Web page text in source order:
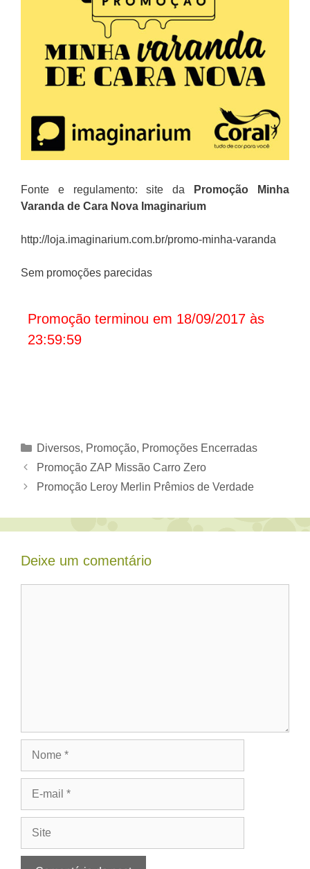
Fonte e regulamento: site da Promoção
Minha
Varanda de Cara Nova Imaginarium
http://loja.imaginarium.com.br/promo-minha-varanda
Sem promoções parecidas
Promoção terminou em 18/09/2017 às
23:59:59
Categorias
Diversos, Promoção, Promoções Encerradas
Promoção ZAP Missão Carro Zero
Promoção Leroy Merlin Prêmios de Verdade
Deixe um comentário